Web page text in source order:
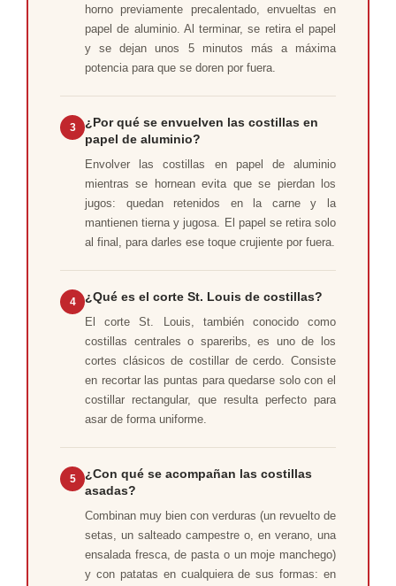
horno previamente precalentado, envueltas en
papel de aluminio. Al terminar, se retira el papel
y se dejan unos 5 minutos más a máxima
potencia para que se doren por fuera.
3
¿Por qué se envuelven las costillas en
papel de aluminio?
Envolver las costillas en papel de aluminio
mientras se hornean evita que se pierdan los
jugos: quedan retenidos en la carne y la
mantienen tierna y jugosa. El papel se retira solo
al final, para darles ese toque crujiente por fuera.
4 ¿Qué es el corte St. Louis de costillas?
El corte St. Louis, también conocido como
costillas centrales o spareribs, es uno de los
cortes clásicos de costillar de cerdo. Consiste
en recortar las puntas para quedarse solo con el
costillar rectangular, que resulta perfecto para
asar de forma uniforme.
5
¿Con qué se acompañan las costillas
asadas?
Combinan muy bien con verduras (un revuelto de
setas, un salteado campestre o, en verano, una
ensalada fresca, de pasta o un moje manchego)
y con patatas en cualquiera de sus formas: en